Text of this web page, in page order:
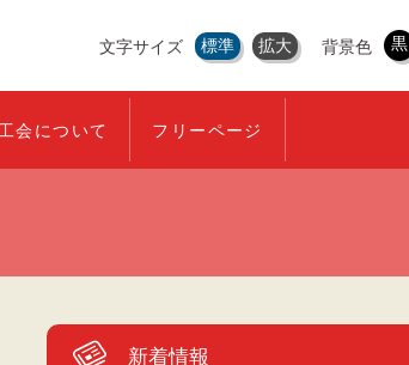
文字サイズ 標準 拡大 背景色 黒
会について フリーページ
新着情報